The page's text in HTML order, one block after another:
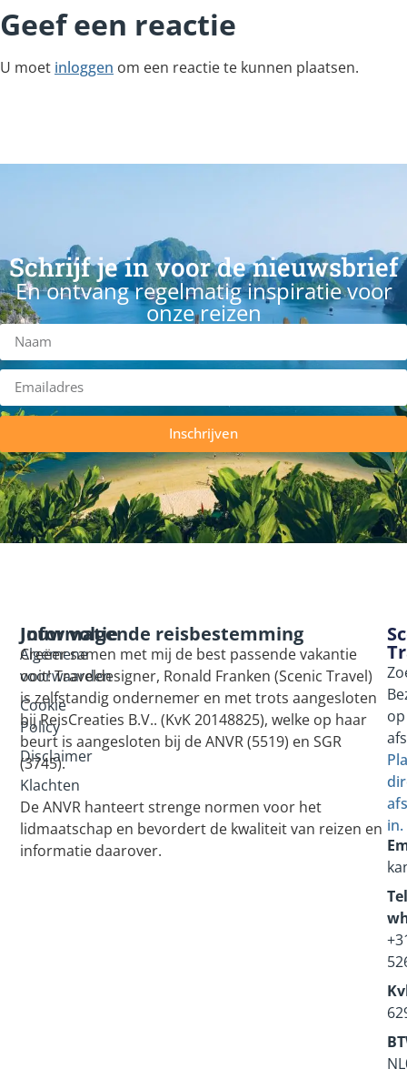
Geef een reactie
U moet inloggen om een reactie te kunnen plaatsen.
Schrijf je in voor de nieuwsbrief
En ontvang regelmatig inspiratie voor
onze reizen
Inschrijven
op
in.
Informatie
Algemene
voorwaarden
Cookie
Policy
Disclaimer
Klachten
Jouw volgende reisbestemming
Creëer samen met mij de best passende vakantie
ooit! Traveldesigner, Ronald Franken (Scenic Travel)
is zelfstandig ondernemer en met trots aangesloten
bij ReisCreaties B.V.. (KvK 20148825), welke op haar
beurt is aangesloten bij de ANVR (5519) en SGR
(3745).
De ANVR hanteert strenge normen voor het
lidmaatschap en bevordert de kwaliteit van reizen en
informatie daarover.